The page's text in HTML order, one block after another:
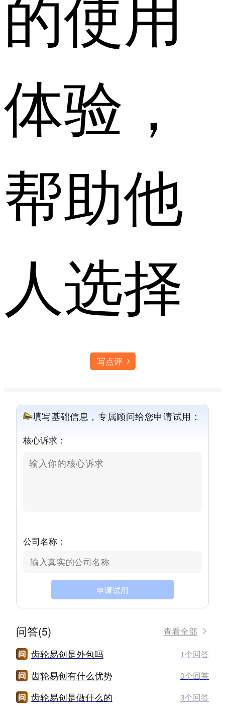
体验，
帮助他
人选择
写点评
填写基础信息，专属顾问给您申请试用：
核心诉求：
公司名称：
申请试用
问答(5) 查看全部
齿轮易创是外包吗 1个回答
齿轮易创有什么优势 0个回答
齿轮易创是做什么的 3个回答